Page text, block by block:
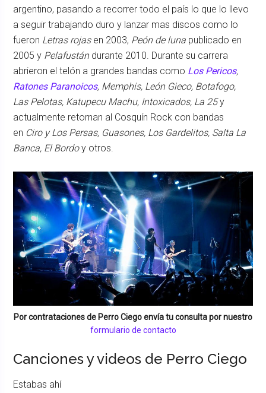
argentino, pasando a recorrer todo el país lo que lo llevo
a seguir trabajando duro y lanzar mas discos como lo
fueron Letras rojasen 2003, Peón de luna publicado en
2005 y Pelafustándurante 2010. Durante su carrera
abrieron el telón a grandes bandas como Los Pericos,
Ratones Paranoicos, Memphis, León Gieco, Botafogo,
Las Pelotas, Katupecu Machu, Intoxicados, La 25y
actualmente retornan al Cosquín Rock con bandas
en Ciro y Los Persas, Guasones, Los Gardelitos, Salta La
Banca, El Bordoy otros.
Por contrataciones de Perro Ciegoenvía tu consulta por nuestro
formulario de contacto
Canciones y videos de Perro Ciego
Estabas ahí